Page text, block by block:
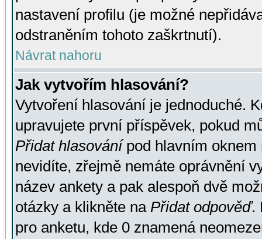
nastavení profilu (je možné
odstraněním tohoto zaškrtnutí).
Návrat nahoru
Jak vytvořím hlasování?
Vytvoření hlasování je jednoduché.
upravujete první příspěvek, pokud
Přidat hlasovánípod hlavním oknem
nevidíte, zřejmě nemáte oprávnění
název ankety a pak alespoň dvě
otázky a klikněte na Přidat odpověď.
pro anketu, kde 0 znamená